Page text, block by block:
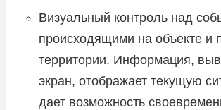
Визуальный контроль над
происходящими на объекте и
территории. Информация,
экран, отображает текущую
дает возможность